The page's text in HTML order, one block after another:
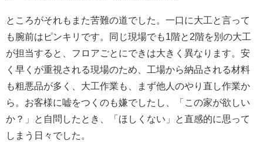
ところがそれもまた苦難の道でした。一口に大工と言って
も腕前はピンキリです。同じ現場でも1階と2階を別の大工
が担当すると、フロアごとにできは大きく異なります。安
く早くが重視される現場のため、工場から納品される材料
も粗悪品が多く、大工作業も、まず他人のやり直し作業か
ら。お客様に嘘をつくのも嫌でしたし、「この家が欲しい
か？」と自問したとき、「ほしくない」と直感的に思って
しまう日々でした。